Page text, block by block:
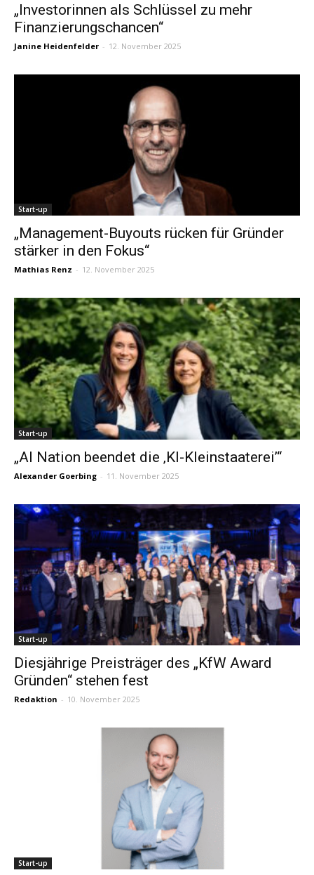
„Investorinnen als Schlüssel zu mehr
Finanzierungschancen“
Janine Heidenfelder - 12. November 2025
Start-up
„Management-Buyouts rücken für Gründer
stärker in den Fokus“
Mathias Renz - 12. November 2025
Start-up
„AI Nation beendet die ‚KI-Kleinstaaterei’“
Alexander Goerbing - 11. November 2025
Start-up
Diesjährige Preisträger des „KfW Award
Gründen“ stehen fest
Redaktion - 10. November 2025
Start-up